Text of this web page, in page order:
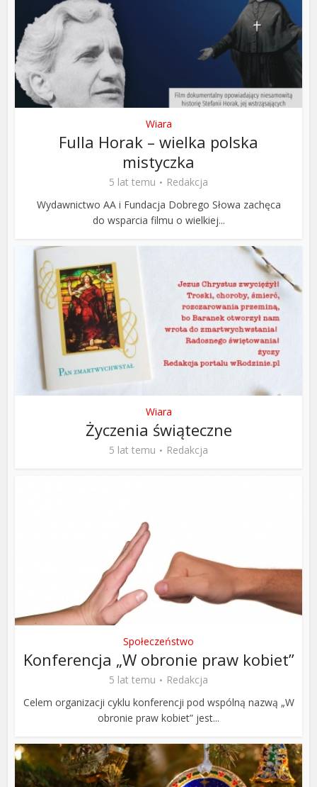
Wiara
Fulla Horak – wielka polska
mistyczka
5 lat temu
Redakcja
Wydawnictwo AA i Fundacja Dobrego Słowa zachęca
do wsparcia filmu o wielkiej...
Wiara
Życzenia świąteczne
5 lat temu Redakcja
Społeczeństwo
Konferencja „W obronie praw kobiet”
5 lat temu
Redakcja
Celem organizacji cyklu konferencji pod wspólną nazwą „W
obronie praw kobiet” jest...